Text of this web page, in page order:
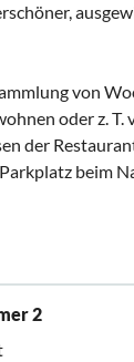
von
oder z.
der
beim
2